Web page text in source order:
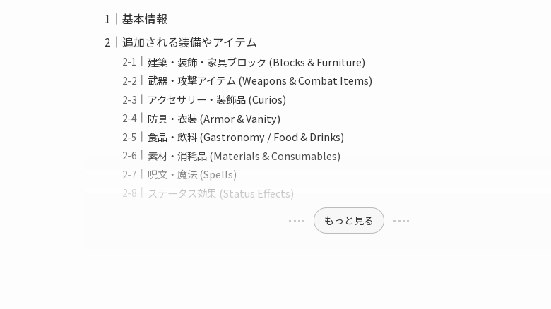
基本情報
追加される装備やアイテム
建築・装飾・家具ブロック (Blocks & Furniture)
武器・攻撃アイテム (Weapons & Combat Items)
アクセサリー・装飾品 (Curios)
防具・衣装 (Armor & Vanity)
食品・飲料 (Gastronomy / Food & Drinks)
素材・消耗品 (Materials & Consumables)
呪文・魔法 (Spells)
ステータス効果 (Status Effects)
もっと見る